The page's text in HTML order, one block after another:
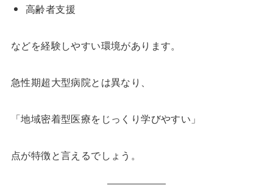
高齢者支援
などを経験しやすい環境があります。
急性期超大型病院とは異なり、
「地域密着型医療をじっくり学びやすい」
点が特徴と言えるでしょう。